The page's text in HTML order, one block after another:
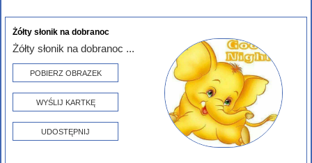
Żółty słonik na dobranoc
Żółty słonik na dobranoc ...
POBIERZ OBRAZEK
WYŚLIJ KARTKĘ
UDOSTĘPNIJ